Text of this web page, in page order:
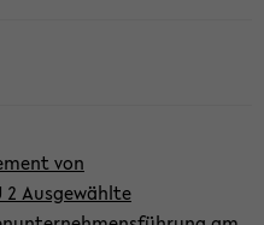
von
2 Ausgewählte